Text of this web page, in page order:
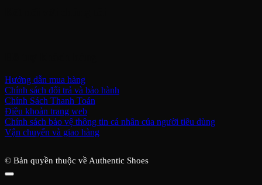
Hướng dẫn mua hàng
Chính sách đổi trả và bảo hành
Chính Sách Thanh Toán
Điều khoản trang web
Chính sách bảo vệ thông tin cá nhân của người tiêu dùng
Vận chuyển và giao hàng
© Bản quyền thuộc về Authentic Shoes